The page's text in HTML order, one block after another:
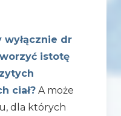
wyłącznie dr
istotę
ciał?A może
dla których